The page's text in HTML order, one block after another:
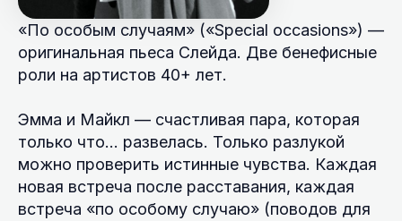
«По особым случаям» («Special occasions») —
оригинальная пьеса Слейда. Две бенефисные
роли на артистов 40+ лет.
Эмма и Майкл — счастливая пара, которая
только что… развелась. Только разлукой
можно проверить истинные чувства. Каждая
новая встреча после расставания, каждая
встреча «по особому случаю» (поводов для